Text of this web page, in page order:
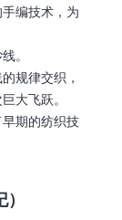
编技术，为
。
规律交织，
大飞跃。
期的纺织技